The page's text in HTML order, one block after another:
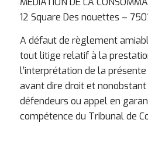
12 Square Des nouettes –
A défaut de règlement
tout litige relatif à la
l’interprétation de la
avant dire droit et
défendeurs ou appel en
compétence du Tribunal de